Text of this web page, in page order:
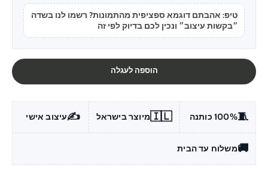
טיפ: אהבתם דוגמא ספציפית מהתמונות? רשמו לנו בשדה
״בקשות עיצוב״ ונכין לכם בדיוק לפי זה
הוספה לעגלה
🧵100% כותנה 🇮🇱מיוצר בישראל ✍️עיצוב אישי
🚚משלוח עד הבית